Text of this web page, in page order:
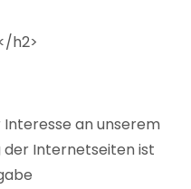
h2>
an unserem
der Internetseiten ist